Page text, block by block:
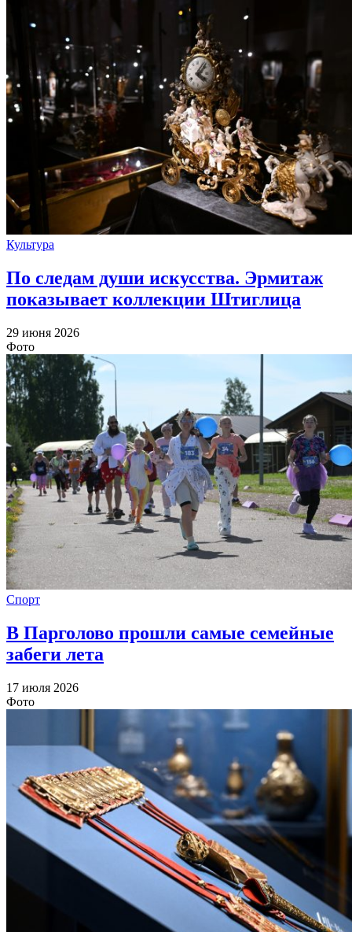
Культура
По следам души искусства. Эрмитаж
показывает коллекции Штиглица
29 июня 2026
Фото
Спорт
В Парголово прошли самые семейные
забеги лета
17 июля 2026
Фото